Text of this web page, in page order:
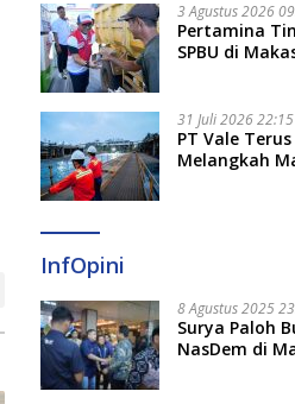
3 Agustus 2026
Pertamina
SPBU di
31 Juli 2026 22:15
PT Vale
Melangkah
InfOpini
8 Agustus 2025
Surya Paloh
NasDem di